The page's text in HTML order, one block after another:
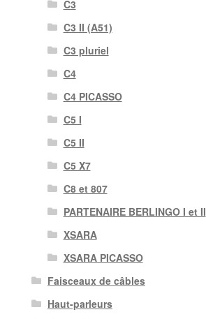
C3
C3 II (A51)
C3 pluriel
C4
C4 PICASSO
C5 I
C5 II
C5 X7
C8 et 807
PARTENAIRE BERLINGO I et II
XSARA
XSARA PICASSO
Faisceaux de câbles
Haut-parleurs